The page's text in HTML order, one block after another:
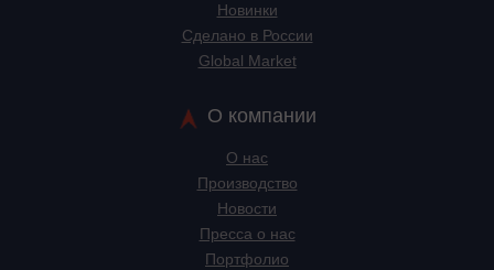
Новинки
Сделано в России
Global Market
О компании
О нас
Производство
Новости
Пресса о нас
Портфолио